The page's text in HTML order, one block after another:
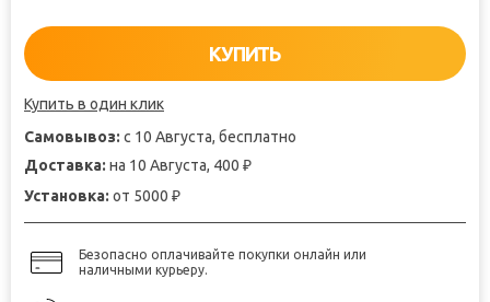
КУПИТЬ
Купить в один клик
Самовывоз: с 10 Августа, бесплатно
Доставка: на 10 Августа, 400 ₽
Установка: от 5000 ₽
Безопасно оплачивайте покупки онлайн или
наличными курьеру.